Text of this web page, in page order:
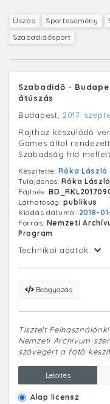
Úszás Sportesemény
Szabadidősport
Szabadidő -
átúszás
Budapest, 2017.
Rajthoz készülődő
Games által
Szabadság híd
Készítette:Róka László
Tulajdonos:Róka László
Fájlnév:
Láthatóság:publikus
Kiadás dátuma: 2018-
Forrás: Nemzeti
Program
Technikai adatok:
Beágyazás
Tisztelt
Nemzeti Archívum
szövegért a fotó
Letöltés
Alap licensz